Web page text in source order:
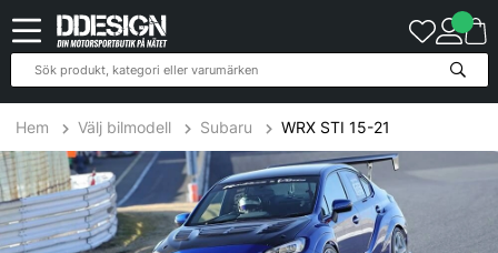
Hem Välj bilmodell Subaru WRX STI 15-21
557 Produkter